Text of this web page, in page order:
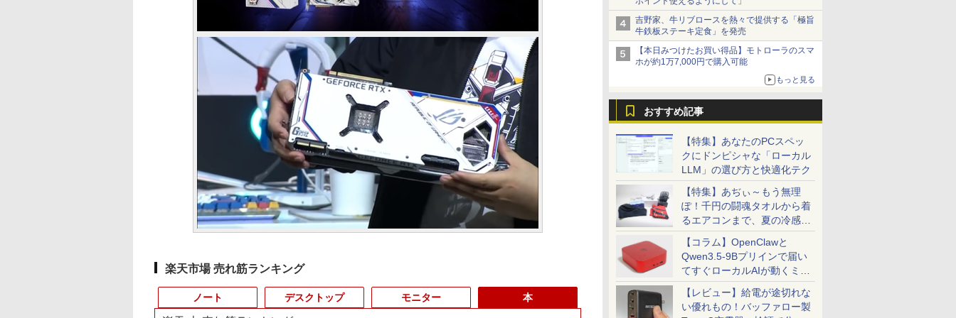
吉野家、牛リブロースを熱々で提供する「極旨
牛鉄板ステーキ定食」を発売
【本日みつけたお買い得品】モトローラのスマ
ホが約1万7,000円で購入可能
もっと見る
おすすめ記事
【特集】あなたのPCスペッ
クにドンピシャな「ローカル
LLM」の選び方と快適化テク
【特集】あぢぃ～もう無理
ぽ！千円の闘魂タオルから着
るエアコンまで、夏の冷感グ
ッズ一挙紹介
【コラム】OpenClawと
Qwen3.5-9Bプリインで届い
てすぐローカルAIが動くミニ
PC「SER9 Pro」
【レビュー】給電が途切れな
い優れもの！バッファロー製
楽天市場 売れ筋ランキング
ノート デスクトップ モニター 本